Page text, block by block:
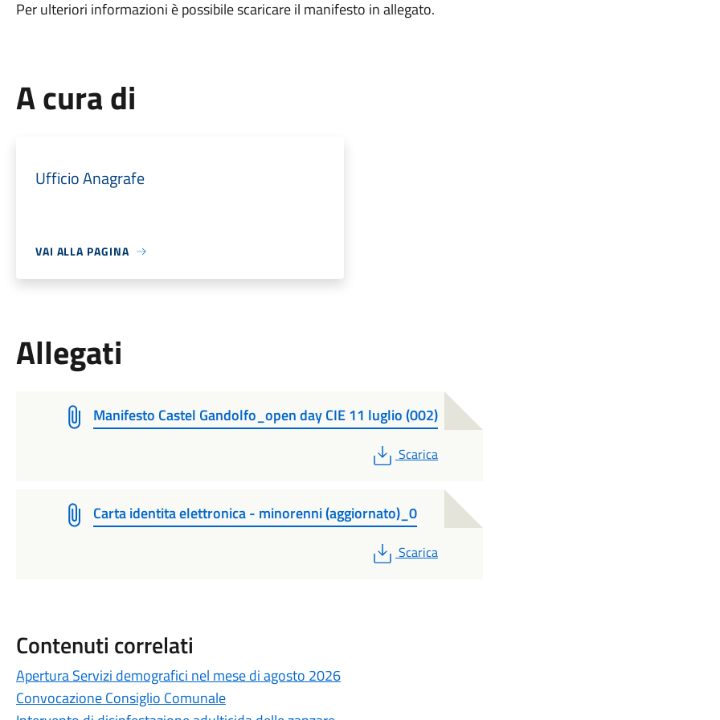
Per ulteriori informazioni è possibile scaricare il manifesto in allegato.
A cura di
Ufficio Anagrafe
VAI ALLA PAGINA
Allegati
Manifesto Castel Gandolfo_open day CIE 11 luglio (002)
PDF
Scarica
Carta identita elettronica - minorenni (aggiornato)_0
PDF
Scarica
Contenuti correlati
Apertura Servizi demografici nel mese di agosto 2026
Convocazione Consiglio Comunale